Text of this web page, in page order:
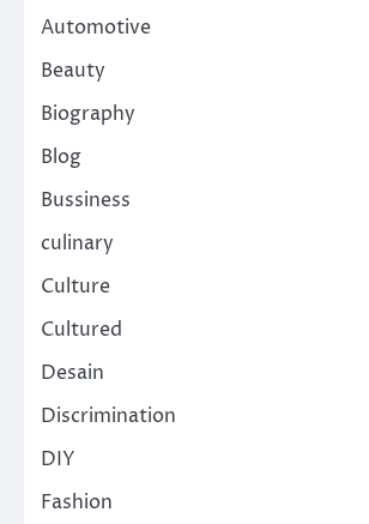
Automotive
Beauty
Biography
Blog
Bussiness
culinary
Culture
Cultured
Desain
Discrimination
DIY
Fashion